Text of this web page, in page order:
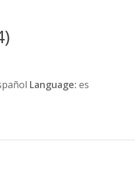
Language: es